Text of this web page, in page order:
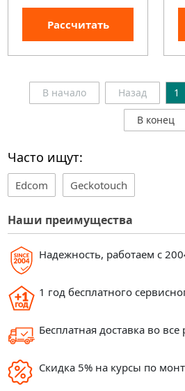
Наши преимущества
Надежность, работаем с
1 год бесплатного
Бесплатная доставка во
Скидка 5% на курсы по
Рассчитать
В начало Назад 1
В конец
Часто ищут:
Edcom Geckotouch